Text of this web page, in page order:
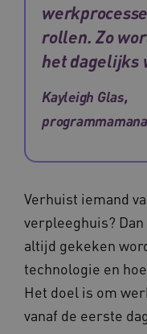
rollen. Zo
het dagelijks
Kayleigh Glas,
Verhuist iemand
verpleeghuis?
altijd gekeken
technologie en
Het doel is om
vanaf de eerste
FPID
AWSALB
YSC